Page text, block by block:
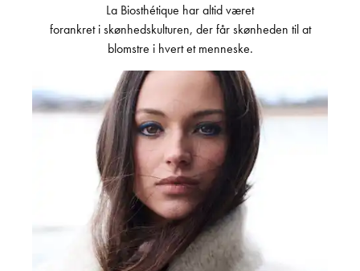
La Biosthétique har altid været
forankret i skønhedskulturen, der får skønheden til at
blomstre i hvert et menneske.